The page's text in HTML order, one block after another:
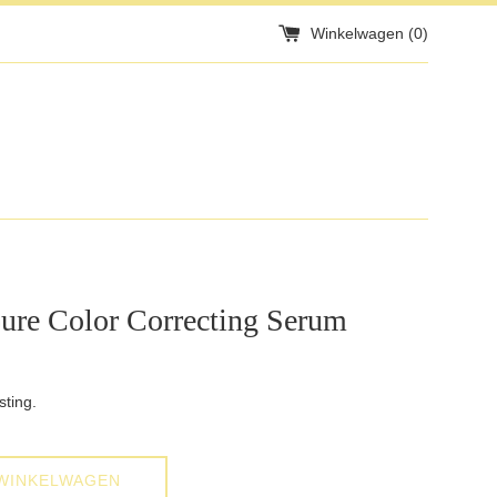
Winkelwagen (0)
Color Correcting Serum